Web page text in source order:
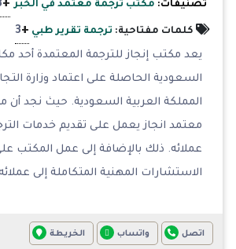
تصنيفات: مكتب ترجمة معتمد في الخبر +
كلمات مفتاحية: ترجمة تقرير طبي +
3
يعد مكتب إنجاز للترجمة المعتمدة أحد
السعودية الحاصلة على اعتماد وزارة
المملكة العربية السعودية. حيث نجد أن
معتمد انجاز يعمل على تقديم خدمات
عملائه. ذلك بالإضافة إلى عمل المكتب
الاستشارات المهنية المتكاملة إلى
اتصل واتساب الخريطة